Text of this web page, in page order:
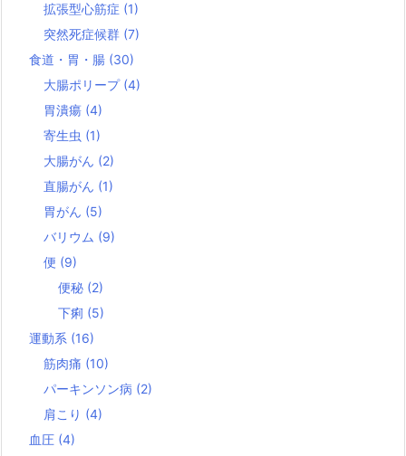
拡張型心筋症 (1)
突然死症候群 (7)
食道・胃・腸 (30)
大腸ポリープ (4)
胃潰瘍 (4)
寄生虫 (1)
大腸がん (2)
直腸がん (1)
胃がん (5)
バリウム (9)
便 (9)
便秘 (2)
下痢 (5)
運動系 (16)
筋肉痛 (10)
パーキンソン病 (2)
肩こり (4)
血圧 (4)